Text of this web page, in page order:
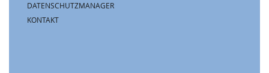
DATENSCHUTZMANAGER
KONTAKT